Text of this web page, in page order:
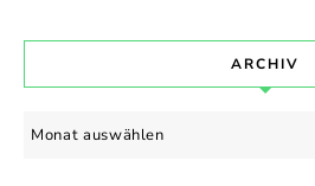
ARCHIV
Archiv